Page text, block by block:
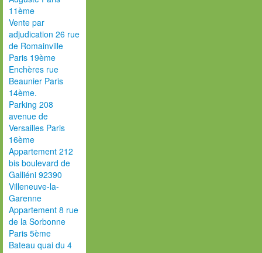
11ème
Vente par
adjudication 26 rue
de Romainville
Paris 19ème
Enchères rue
Beaunier Paris
14ème.
Parking 208
avenue de
Versailles Paris
16ème
Appartement 212
bis boulevard de
Galliéni 92390
Villeneuve-la-
Garenne
Appartement 8 rue
de la Sorbonne
Paris 5ème
Bateau quai du 4